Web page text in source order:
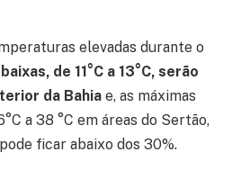
elevadas durante o
de 11°C a 13°C, serão
da Bahia e, as máximas
a 38 °C em áreas do Sertão,
ficar abaixo dos 30%.